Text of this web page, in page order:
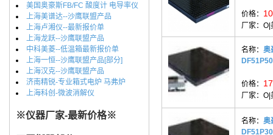
美国奥豪斯FB/FC 酸度计 电导率仪
上海美谱达--沙鹰联盟产品
上海卢湘仪--最新报价单
上海龙跃--沙鹰联盟产品
中科美菱--低温箱最新报价单
上海一恒--沙鹰联盟产品[部分]
上海汉克--沙鹰联盟产品
济南精锐-专业箱式电炉 马弗炉
上海科创-微波消解仪
※仪器厂家-最新价格※
价格：
厂家： O|
名称： 奥
价格：
厂家： O|
名称： 奥